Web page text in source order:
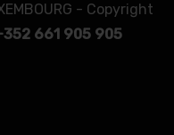
- Copyright
661 905 905